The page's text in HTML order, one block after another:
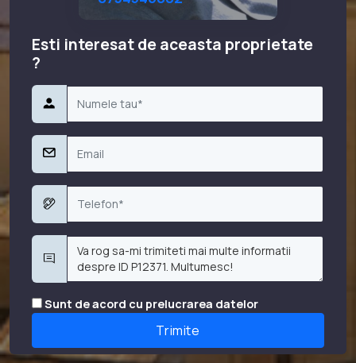
Esti interesat de aceasta proprietate
?
Sunt de acord cu prelucrarea datelor